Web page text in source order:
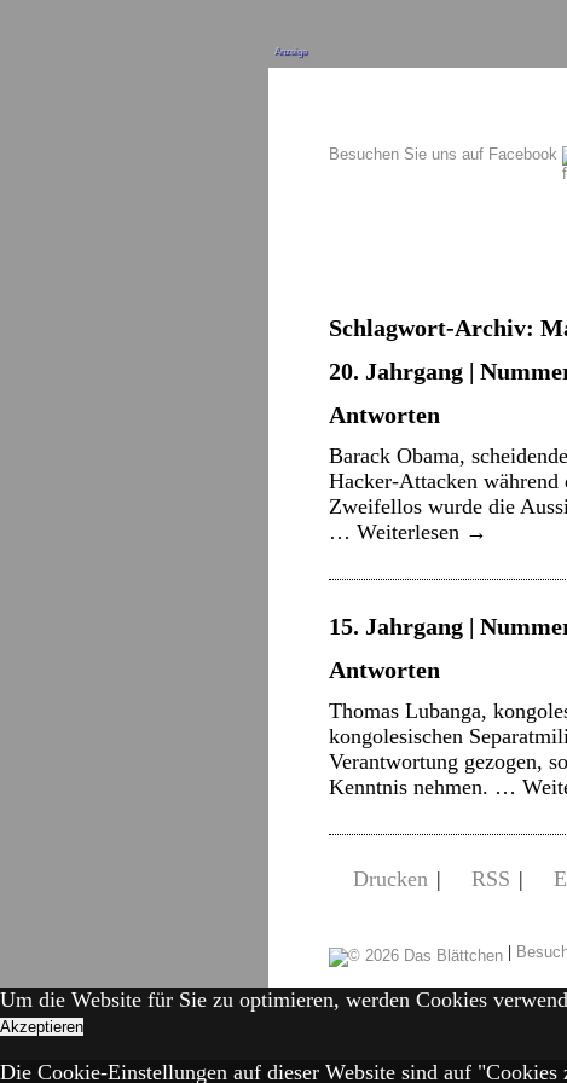
Anzeige
Besuchen Sie uns auf Facebook
Schlagwort-Archiv:
20. Jahrgang |
Antworten
Barack Obama,
Hacker-Attacken während
Zweifellos wurde die
… Weiterlesen →
15. Jahrgang |
Antworten
Thomas Lubanga,
kongolesischen
Verantwortung gezogen,
Kenntnis nehmen. …
Drucken | RSS |
|
Um die Website für Sie zu optimieren, werden Cookies
Akzeptieren
Die Cookie-Einstellungen auf dieser Website sind auf